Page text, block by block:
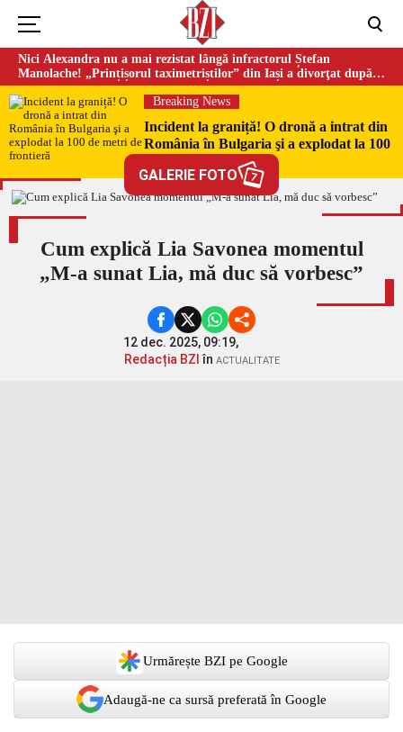
Nici Alexandra nu a mai rezistat lângă infractorul Ștefan
Manolache! „Prințișorul taximetriștilor” din Iași a divorţat după
doi ani de căsnicie
Breaking News
Incident la graniță! O dronă a intrat din
România în Bulgaria şi a explodat la 100
de metri de frontieră
GALERIE FOTO 7
Cum explică Lia Savonea momentul
„M-a sunat Lia, mă duc să vorbesc”
12 dec. 2025, 09:19,
Redacția BZI în ACTUALITATE
Urmărește BZI pe Google
Adaugă-ne ca sursă preferată în Google